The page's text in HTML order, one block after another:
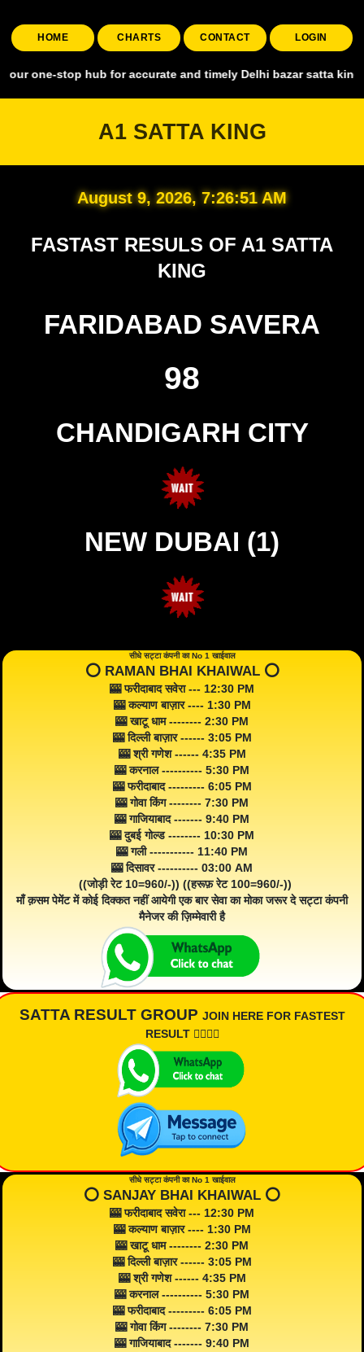
HOME CHARTS CONTACT LOGIN
hub for accurate and timely Delhi bazar satta king,
A1 SATTA KING
August 9, 2026, 7:26:52 AM
FASTAST RESULS OF A1 SATTA
KING
FARIDABAD SAVERA
98
CHANDIGARH CITY
NEW DUBAI (1)
सीधे सट्टा कंपनी का No 1 खाईवाल
⭕️ RAMAN BHAI KHAIWAL ⭕️
🎰 फरीदाबाद सवेरा --- 12:30 PM
🎰 कल्याण बाज़ार ---- 1:30 PM
🎰 खाटू धाम -------- 2:30 PM
🎰 दिल्ली बाज़ार ------ 3:05 PM
🎰 श्री गणेश ------ 4:35 PM
🎰 करनाल ---------- 5:30 PM
🎰 फरीदाबाद --------- 6:05 PM
🎰 गोवा किंग -------- 7:30 PM
🎰 गाजियाबाद ------- 9:40 PM
🎰 दुबई गोल्ड -------- 10:30 PM
🎰 गली ----------- 11:40 PM
🎰 दिसावर ---------- 03:00 AM
((जोड़ी रेट 10=960/-)) ((हरूफ़ रेट 100=960/-))
माँ क़सम पेमेंट में कोई दिक्कत नहीं आयेगी एक बार सेवा का मोका जरूर दे सट्टा कंपनी
मैनेजर की ज़िम्मेवारी है
SATTA RESULT GROUP JOIN HERE FOR FASTEST
RESULT 👇🏾👇🏾
सीधे सट्टा कंपनी का No 1 खाईवाल
⭕️ SANJAY BHAI KHAIWAL ⭕️
🎰 फरीदाबाद सवेरा --- 12:30 PM
🎰 कल्याण बाज़ार ---- 1:30 PM
🎰 खाटू धाम -------- 2:30 PM
🎰 दिल्ली बाज़ार ------ 3:05 PM
🎰 श्री गणेश ------ 4:35 PM
🎰 करनाल ---------- 5:30 PM
🎰 फरीदाबाद --------- 6:05 PM
🎰 गोवा किंग -------- 7:30 PM
🎰 गाजियाबाद ------- 9:40 PM